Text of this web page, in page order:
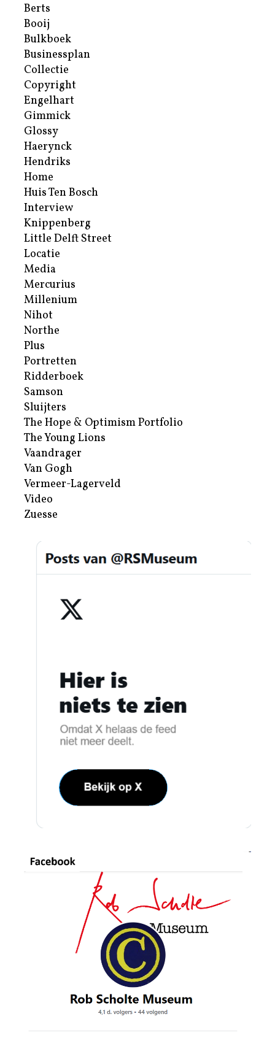
Berts
Booij
Bulkboek
Businessplan
Collectie
Copyright
Engelhart
Gimmick
Glossy
Haerynck
Hendriks
Home
Huis Ten Bosch
Interview
Knippenberg
Little Delft Street
Locatie
Media
Mercurius
Millenium
Nihot
Northe
Plus
Portretten
Ridderboek
Samson
Sluijters
The Hope & Optimism Portfolio
The Young Lions
Vaandrager
Van Gogh
Vermeer-Lagerveld
Video
Zuesse